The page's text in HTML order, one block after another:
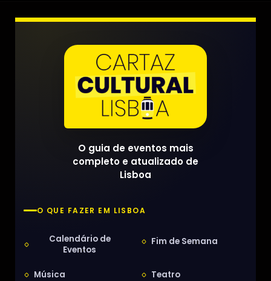
O guia de eventos mais
completo e atualizado de
Lisboa
O QUE FAZER EM LISBOA
Calendário de
Eventos
Fim de Semana
Música Teatro